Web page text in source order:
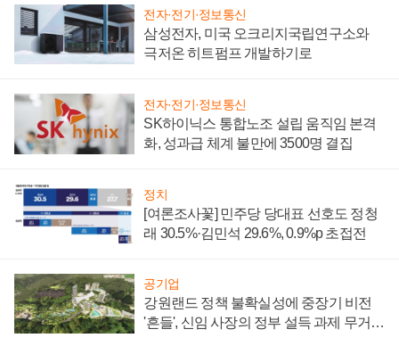
전자·전기·정보통신
삼성전자, 미국 오크리지국립연구소와
극저온 히트펌프 개발하기로
전자·전기·정보통신
SK하이닉스 통합노조 설립 움직임 본격
화, 성과급 체계 불만에 3500명 결집
정치
[여론조사꽃] 민주당 당대표 선호도 정청
래 30.5%·김민석 29.6%, 0.9%p 초접전
공기업
강원랜드 정책 불확실성에 중장기 비전
'흔들', 신임 사장의 정부 설득 과제 무거워